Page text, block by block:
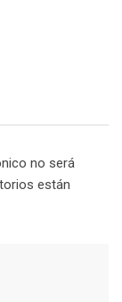
no será
están